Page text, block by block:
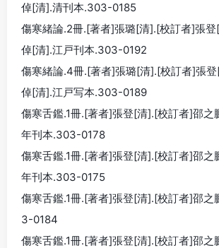
倬[清].清刊本.303-0185
傷寒緒論.2冊.[著者]張璐[清].[校訂者]張
倬[清].江戸刊本.303-0192
傷寒緒論.4冊.[著者]張璐[清].[校訂者]張
倬[清].江戸写本.303-0189
傷寒舌鑑.1冊.[著者]張登[清].[校訂者]邵之
年刊本.303-0178
傷寒舌鑑.1冊.[著者]張登[清].[校訂者]邵之
年刊本.303-0175
傷寒舌鑑.1冊.[著者]張登[清].[校訂者]邵
3-0184
傷寒舌鑑.1冊.[著者]張登[清].[校訂者]邵之